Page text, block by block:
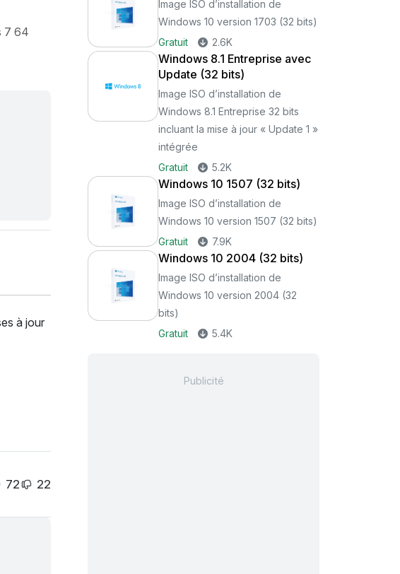
7 64
à jour
72 22
Image ISO d’installation de
Windows 10 version 1703 (32 bits)
Gratuit
2.6K
Windows 8.1 Entreprise avec
Update (32 bits)
Image ISO d’installation de
Windows 8.1 Entreprise 32 bits
incluant la mise à jour « Update 1 »
intégrée
Gratuit
5.2K
Windows 10 1507 (32 bits)
Image ISO d’installation de
Windows 10 version 1507 (32 bits)
Gratuit
7.9K
Windows 10 2004 (32 bits)
Image ISO d’installation de
Windows 10 version 2004 (32
bits)
Gratuit
5.4K